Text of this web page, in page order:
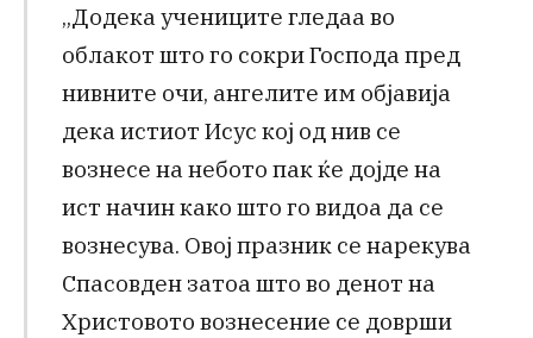
„Додека учениците гледаа во
облакот што го сокри Господа пред
нивните очи, ангелите им објавија
дека истиот Исус кој од нив се
вознесе на небото пак ќе дојде на
ист начин како што го видоа да се
вознесува. Овој празник се нарекува
Спасовден затоа што во денот на
Христовото вознесение се доврши